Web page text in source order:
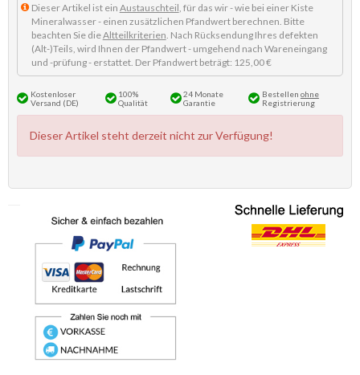
Dieser Artikel ist ein Austauschteil, für das wir - wie bei einer Kiste
Mineralwasser - einen zusätzlichen Pfandwert berechnen. Bitte
beachten Sie dieAltteilkriterien. Nach Rücksendung Ihres defekten
(Alt-)Teils, wird Ihnen der Pfandwert - umgehend nach Wareneingang
und -prüfung - erstattet. Der Pfandwert beträgt: 125,00 €
Kostenloser
Versand (DE)
100%
Qualität
24 Monate
Garantie
Bestellen ohne
Registrierung
Dieser Artikel steht derzeit nicht zur Verfügung!